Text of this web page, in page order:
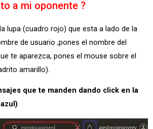
a mi oponente ?
lupa (cuadro rojo) que esta a lado de la
de usuario ,pones el nombre del
te aparezca, pones el mouse sobre el
amarillo).
que te manden dando click en la